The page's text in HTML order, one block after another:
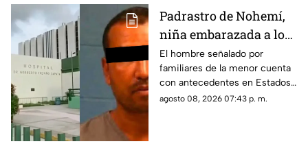
Padrastro de Nohemí,
niña embarazada a los
11 años, cuenta con
historial de abus0;
familiares lo acusan
El hombre señalado por
familiares de la menor cuenta
con antecedentes en Estados
Unidos por abuso a una menor;
agosto 08, 2026 07:43 p. m.